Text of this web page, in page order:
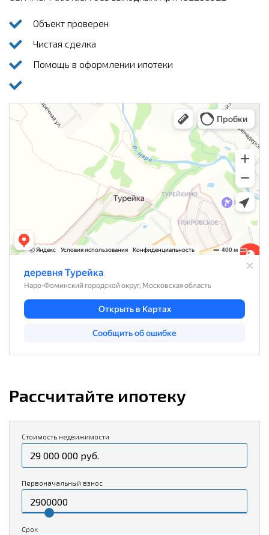
Объект проверен
Чистая сделка
Помощь в оформлении ипотеки
Рассчитайте ипотеку
Стоимость недвижимости
Первоначальный взнос
Срок